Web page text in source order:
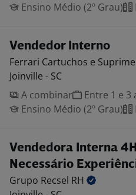
Ensino Médio (2º Grau)
Vendedor Interno
Ferrari Cartuchos e
Joinville - SC
A combinar
Entre 1 e 3
Ensino Médio (2º Grau)
Vendedora Interna
Necessário
Grupo Recsel RH